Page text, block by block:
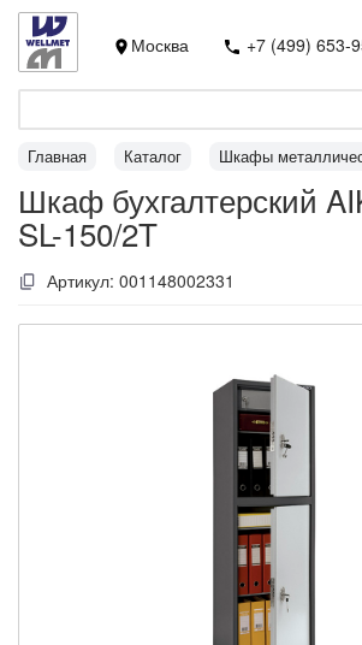
Москва +7 (499) 653-
Главная Каталог Шкафы
Шкаф бухгалтерский
SL-150/2T
Артикул: 001148002331